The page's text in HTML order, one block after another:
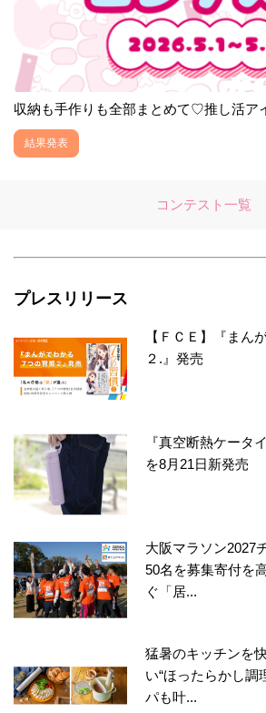
収納も手作りも全部まとめて♡推し活ア
結果発表
コンテスト一覧
プレスリリース
【ＦＣＥ】『まん
２.』発売
『真空断熱ケータ
を8月21日新発売
大阪マラソン2027
50名を募集寄付を
ぐ「居...
猛暑のキッチンを
い“ほったらかし調
パも叶...